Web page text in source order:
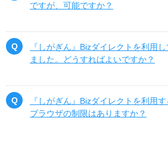
ですが、可能ですか？
『しがぎん』Bizダイレクトを利用
ました。どうすればよいですか？
『しがぎん』Bizダイレクトを利用
ブラウザの制限はありますか？